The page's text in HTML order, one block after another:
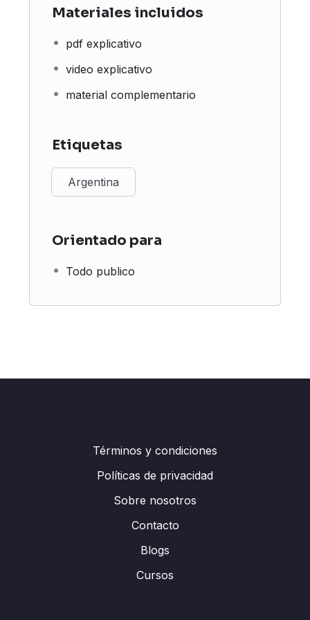
Materiales incluidos
pdf explicativo
video explicativo
material complementario
Etiquetas
Argentina
Orientado para
Todo publico
Términos y condiciones
Políticas de privacidad
Sobre nosotros
Contacto
Blogs
Cursos